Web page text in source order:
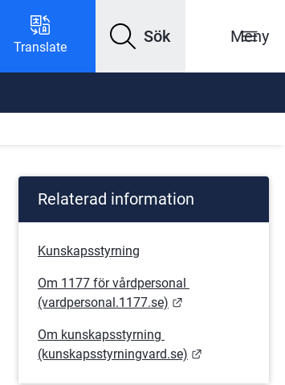
Translate
Sök Meny
Relaterad information
Kunskapsstyrning
Om 1177 för vårdpersonal
(vardpersonal.1177.se)
Om kunskapsstyrning
(kunskapsstyrningvard.se)